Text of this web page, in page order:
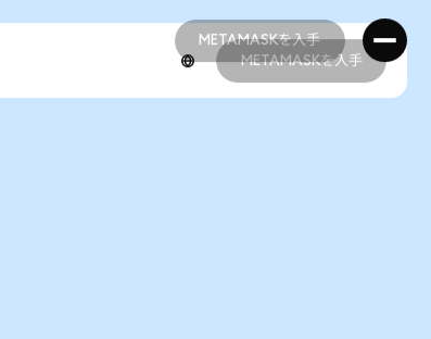
METAMASKを入手
METAMASKを入手
METAMASKを入手